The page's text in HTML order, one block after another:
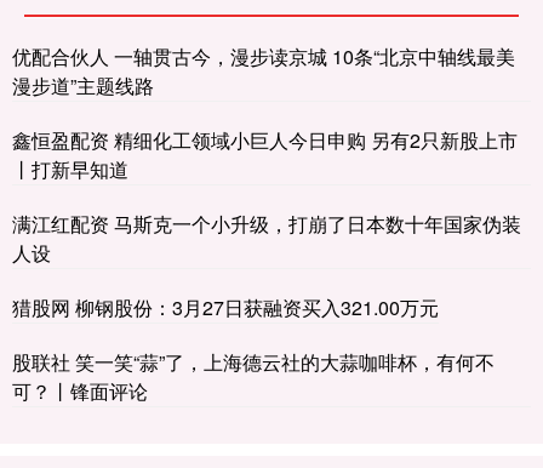
优配合伙人 一轴贯古今，漫步读京城 10条“北京中轴线最美
漫步道”主题线路
鑫恒盈配资 精细化工领域小巨人今日申购 另有2只新股上市
丨打新早知道
满江红配资 马斯克一个小升级，打崩了日本数十年国家伪装
人设
猎股网 柳钢股份：3月27日获融资买入321.00万元
股联社 笑一笑“蒜”了，上海德云社的大蒜咖啡杯，有何不
可？丨锋面评论